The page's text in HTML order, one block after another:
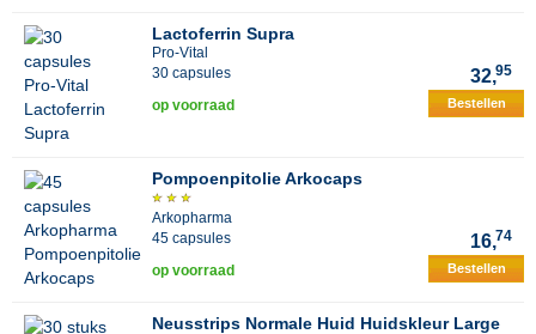
Lactoferrin Supra
Pro-Vital
30 capsules
32,95
op voorraad Bestellen
Pompoenpitolie Arkocaps
Arkopharma
45 capsules
16,74
op voorraad Bestellen
Neusstrips Normale Huid Huidskleur Large